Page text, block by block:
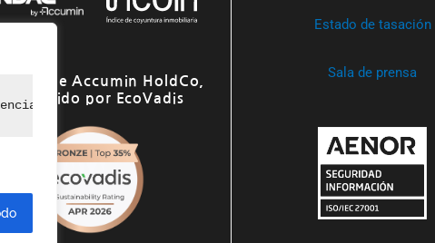
de navegación, ofrecer anuncios o contenido
de Accumin HoldCo,
por EcoVadis
Estado de tasación
Sala de prensa